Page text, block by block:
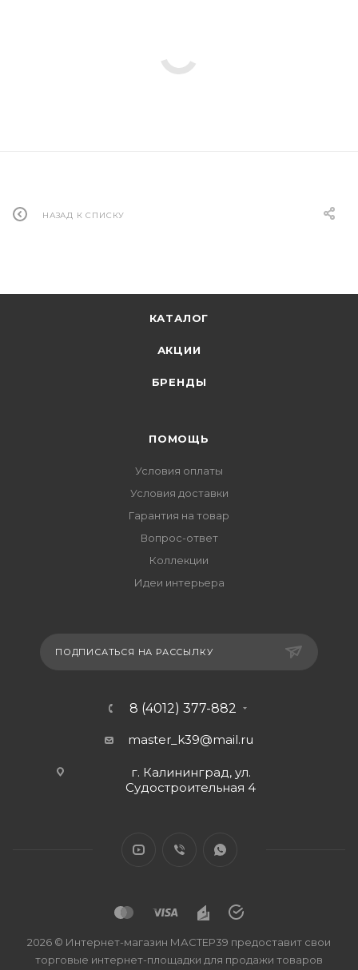
НАЗАД К СПИСКУ
КАТАЛОГ
АКЦИИ
БРЕНДЫ
ПОМОЩЬ
Условия оплаты
Условия доставки
Гарантия на товар
Вопрос-ответ
Коллекции
Идеи интерьера
ПОДПИСАТЬСЯ НА РАССЫЛКУ
8 (4012) 377-882
master_k39@mail.ru
г. Калининград, ул.
Судостроительная 4
2026 © Интернет-магазин МАСТЕР39 предоставит свои
торговые интернет-площадки для продажи товаров